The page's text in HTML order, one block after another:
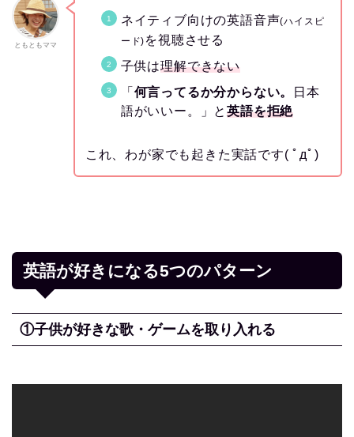
ともともママ
ネイティブ向けの英語音声(ハイスピ
ード) を視聴させる
子供は理解できない
「 何言ってるか分からない。
日本
語がいいー。」と英語を拒絶
これ、わが家でも起きた実話です( ﾟдﾟ)
英語が好きになる5つのパターン
①子供が好きな歌・ゲームを取り入れる